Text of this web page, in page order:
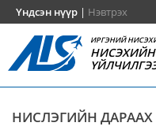
Үндсэн нүүр | Нэвтрэх
ИРГЭНИЙ
НИСЛЭГИЙН ДАРААХ